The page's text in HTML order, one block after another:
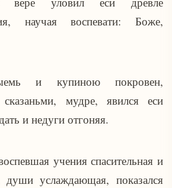
научая воспевати: Боже,
и купиною покровен,
мудре, явился еси
и недуги отгоняя.
учения спасительная и
души услаждающая, показался